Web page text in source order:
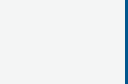
初心
経験
お友